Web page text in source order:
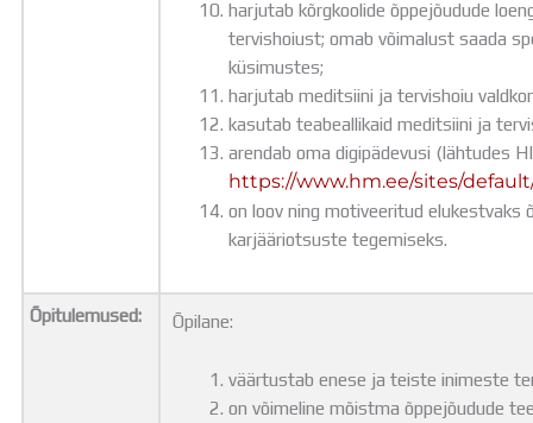
harjutab kõrgkoolide õppejõudude
tervishoiust; omab võimalust saada
küsimustes;
harjutab meditsiini ja tervishoiu
kasutab teabeallikaid meditsiini ja
arendab oma digipädevusi (lähtudes
https://www.hm.ee/sites/
on loov ning motiveeritud elukestvaks
karjääriotsuste tegemiseks.
Õpitulemused: Õpilane:
väärtustab enese ja teiste inimeste
on võimeline mõistma õppejõudude